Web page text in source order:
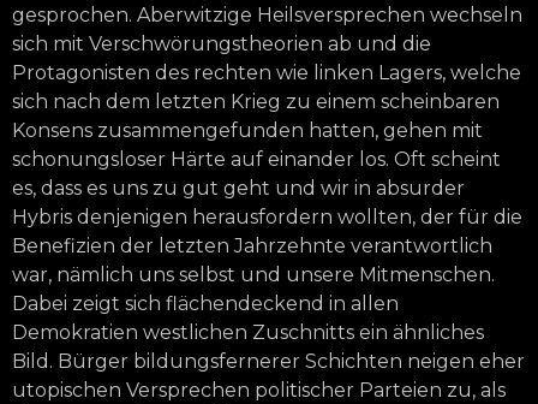
gesprochen. Aberwitzige Heilsversprechen wechseln
sich mit Verschwörungstheorien ab und die
Protagonisten des rechten wie linken Lagers, welche
sich nach dem letzten Krieg zu einem scheinbaren
Konsens zusammengefunden hatten, gehen mit
schonungsloser Härte auf einander los. Oft scheint
es, dass es uns zu gut geht und wir in absurder
Hybris denjenigen herausfordern wollten, der für die
Benefizien der letzten Jahrzehnte verantwortlich
war, nämlich uns selbst und unsere Mitmenschen.
Dabei zeigt sich flächendeckend in allen
Demokratien westlichen Zuschnitts ein ähnliches
Bild. Bürger bildungsfernerer Schichten neigen eher
utopischen Versprechen politischer Parteien zu, als